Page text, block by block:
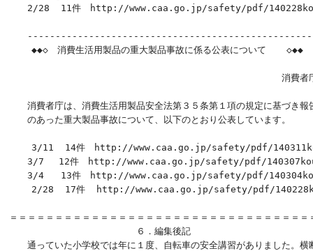
2/28  11件　http://www.caa.go.jp/safety/pdf/
    ◆◆◇　消費生活用製品の重大製品事故に係る公表について 　 ◇◆◆
消費者
消費者庁は、消費生活用製品安全法第３５条第１項の規定に基づき報
のあった重大製品事故について、以下のとおり公表しています。
3/11  14件　http://www.caa.go.jp/safety/pdf/
3/7 　12件　http://www.caa.go.jp/safety/pdf/
3/4   13件　http://www.caa.go.jp/safety/pdf/
2/28  17件  http://www.caa.go.jp/safety/pdf/
＝＝＝＝＝＝＝＝＝＝＝＝＝＝＝＝＝＝＝＝＝＝＝＝＝＝＝＝＝＝＝＝＝
６．編集後記
通っていた小学校では年に１度、自転車の安全講習がありました。横